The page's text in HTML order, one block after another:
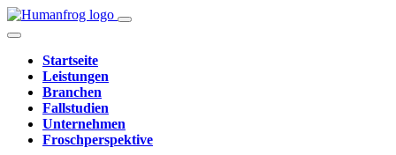
Startseite
Leistungen
Branchen
Fallstudien
Unternehmen
Froschperspektive